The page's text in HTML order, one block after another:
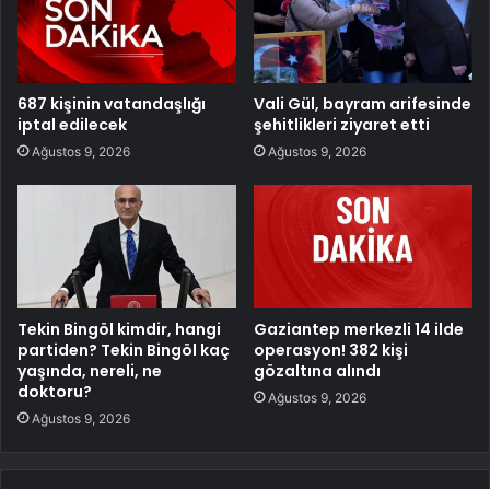
687 kişinin vatandaşlığı
iptal edilecek
Ağustos 9, 2026
Vali Gül, bayram arifesinde
şehitlikleri ziyaret etti
Ağustos 9, 2026
Tekin Bingöl kimdir, hangi
partiden? Tekin Bingöl kaç
yaşında, nereli, ne
doktoru?
Ağustos 9, 2026
Gaziantep merkezli 14 ilde
operasyon! 382 kişi
gözaltına alındı
Ağustos 9, 2026